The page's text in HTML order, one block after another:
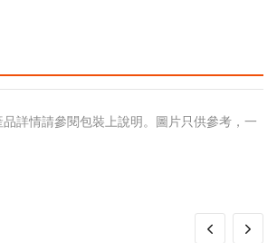
品詳情請參閱包裝上說明。圖片只供參考，一